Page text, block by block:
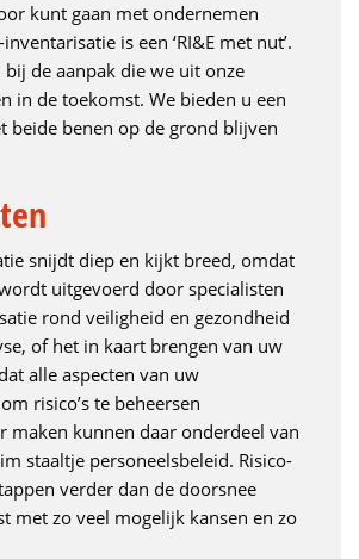
kunt gaan met ondernemen
is een ‘RI&E met nut’.
de aanpak die we uit onze
in de toekomst. We bieden u een
beide benen op de grond blijven
snijdt diep en kijkt breed, omdat
uitgevoerd door specialisten
rond veiligheid en gezondheid
of het in kaart brengen van uw
alle aspecten van uw
risico’s te beheersen
maken kunnen daar onderdeel van
staaltje personeelsbeleid. Risico-
verder dan de doorsnee
met zo veel mogelijk kansen en zo